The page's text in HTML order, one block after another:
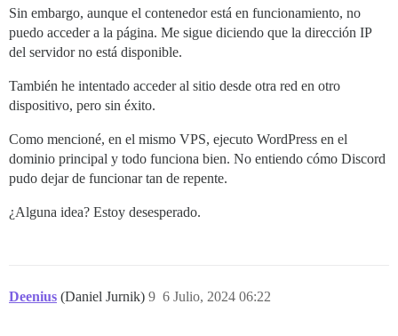
Sin embargo, aunque el contenedor está en funcionamiento, no
puedo acceder a la página. Me sigue diciendo que la dirección IP
del servidor no está disponible.
También he intentado acceder al sitio desde otra red en otro
dispositivo, pero sin éxito.
Como mencioné, en el mismo VPS, ejecuto WordPress en el
dominio principal y todo funciona bien. No entiendo cómo Discord
pudo dejar de funcionar tan de repente.
¿Alguna idea? Estoy desesperado.
Deenius (Daniel Jurnik) 6 Julio, 2024 06:22
9